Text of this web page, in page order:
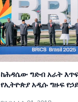
ከሕዳሴው ግድብ አራት
የኢትዮጵያ አዲሱ ግዙፍ